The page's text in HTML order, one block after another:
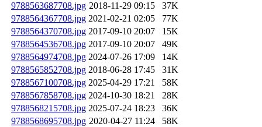
9788563687708.jpg 2018-11-29 09:15
37K
9788564367708.jpg 2021-02-21 02:05
77K
9788564370708.jpg 2017-09-10 20:07
15K
9788564536708.jpg 2017-09-10 20:07
49K
9788564974708.jpg 2024-07-26 17:09
14K
9788565852708.jpg 2018-06-28 17:45
31K
9788567100708.jpg 2025-04-29 17:21
58K
9788567858708.jpg 2024-10-30 18:21
28K
9788568215708.jpg 2025-07-24 18:23
36K
9788568695708.jpg 2020-04-27 11:24
58K